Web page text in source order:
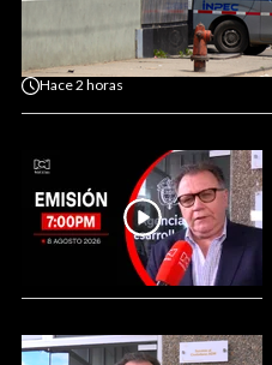
Hace2 horas